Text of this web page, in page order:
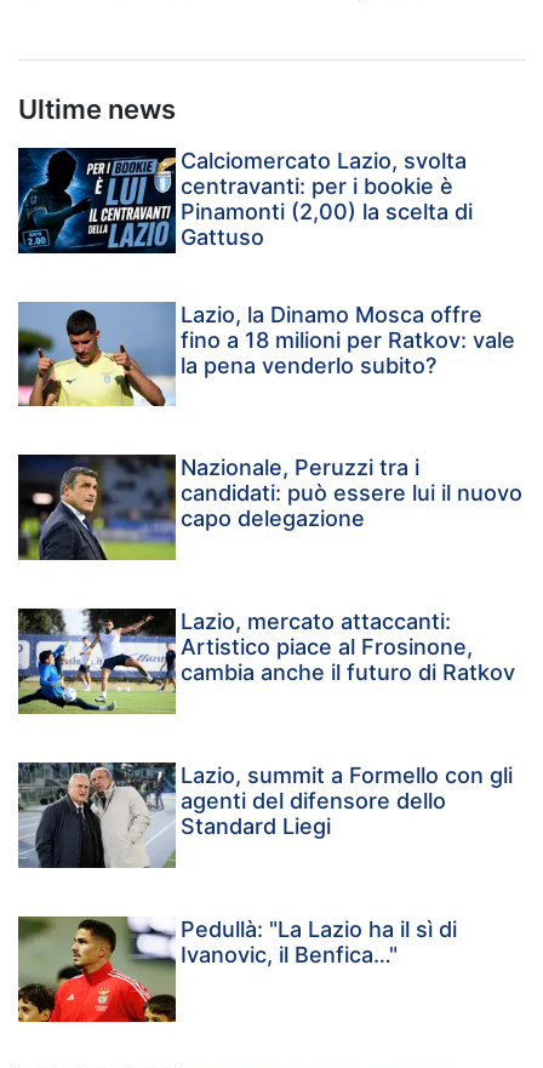
Ultime news
Calciomercato Lazio, svolta
centravanti: per i bookie è
Pinamonti (2,00) la scelta di
Gattuso
Lazio, la Dinamo Mosca offre
fino a 18 milioni per Ratkov: vale
la pena venderlo subito?
Nazionale, Peruzzi tra i
candidati: può essere lui il nuovo
capo delegazione
Lazio, mercato attaccanti:
Artistico piace al Frosinone,
cambia anche il futuro di Ratkov
Lazio, summit a Formello con gli
agenti del difensore dello
Standard Liegi
Pedullà: "La Lazio ha il sì di
Ivanovic, il Benfica…"